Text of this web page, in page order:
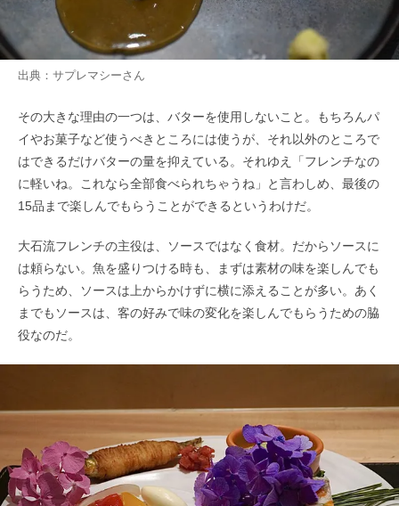
出典： サプレマシーさん
その大きな理由の一つは、バターを使用しないこと。もちろんパ
イやお菓子など使うべきところには使うが、それ以外のところで
はできるだけバターの量を抑えている。それゆえ「フレンチなの
に軽いね。これなら全部食べられちゃうね」と言わしめ、最後の
15品まで楽しんでもらうことができるというわけだ。
大石流フレンチの主役は、ソースではなく食材。だからソースに
は頼らない。魚を盛りつける時も、まずは素材の味を楽しんでも
らうため、ソースは上からかけずに横に添えることが多い。あく
までもソースは、客の好みで味の変化を楽しんでもらうための脇
役なのだ。